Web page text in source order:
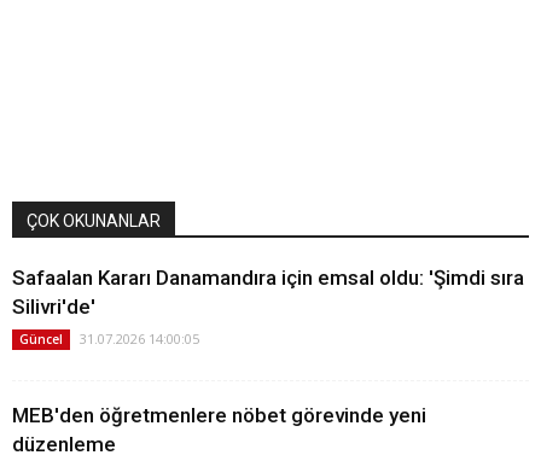
ÇOK OKUNANLAR
Safaalan Kararı Danamandıra için emsal oldu: 'Şimdi sıra
Silivri'de'
Güncel 31.07.2026 14:00:05
MEB'den öğretmenlere nöbet görevinde yeni
düzenleme